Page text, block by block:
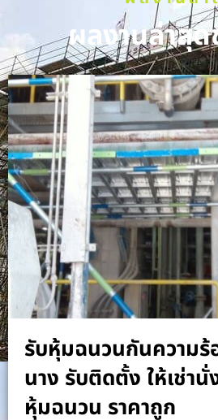
ผลงานล่าสุด
รับหุ้มฉนวนกันความ
นาง รับติดตั้ง ให้เช่านั่
หุ้มฉนวน ราคาถูก